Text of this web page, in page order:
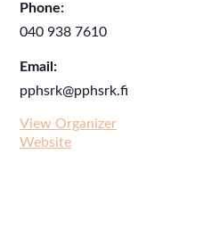
Phone:
040 938 7610
Email:
pphsrk@pphsrk.fi
View Organizer
Website